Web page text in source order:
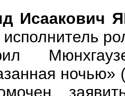
исполнитель